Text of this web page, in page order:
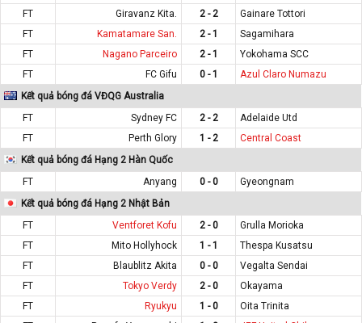
FT
Giravanz Kita. 2 - 2
Gainare Tottori
FT
Kamatamare San. 2 - 1
Sagamihara
FT
Nagano Parceiro 2 - 1
Yokohama SCC
FT
FC Gifu 0 - 1
Azul Claro Numazu
Kết quả bóng đá VĐQG Australia
FT
Sydney FC 2 - 2
Adelaide Utd
FT
Perth Glory 1 - 2
Central Coast
Kết quả bóng đá Hạng 2 Hàn Quốc
FT
Anyang 0 - 0
Gyeongnam
Kết quả bóng đá Hạng 2 Nhật Bản
FT
Ventforet Kofu 2 - 0
Grulla Morioka
FT
Mito Hollyhock 1 - 1
Thespa Kusatsu
FT
Blaublitz Akita 0 - 0
Vegalta Sendai
FT
Tokyo Verdy 2 - 0
Okayama
FT
Ryukyu 1 - 0
Oita Trinita